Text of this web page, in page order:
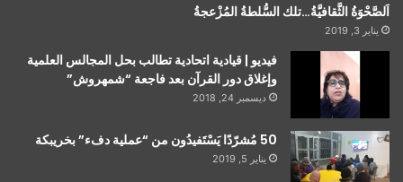
اَلصَّحْوَةُ الثَّقافيَّةُ…تلك السُّلطةُ المُزْعجةُ
يناير 3, 2019
فيديو | قيادية اتحادية تطالب بحل المجالس العلمية
وإغلاق دور القرآن بعد فاجعة “شمهروش”
ديسمبر 24, 2018
50 مُشرّدًا يَسْتَفيدُون من “عملية دفء” بخريبكة
يناير 5, 2019